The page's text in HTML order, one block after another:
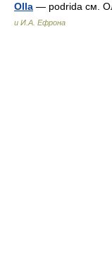
Olla — podrida см.
и И.А. Ефрона